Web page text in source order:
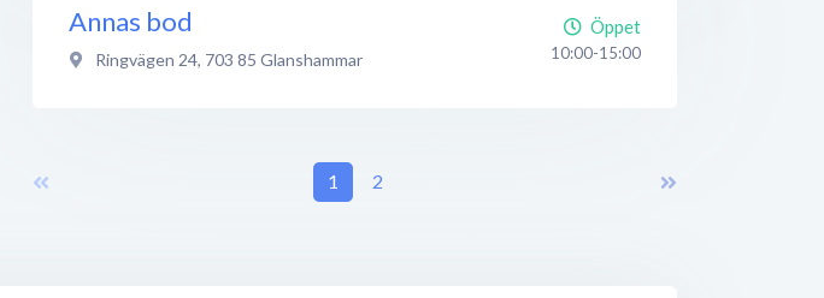
Annas bod
Ringvägen 24, 703 85 Glanshammar
Öppet
10:00-15:00
1 2